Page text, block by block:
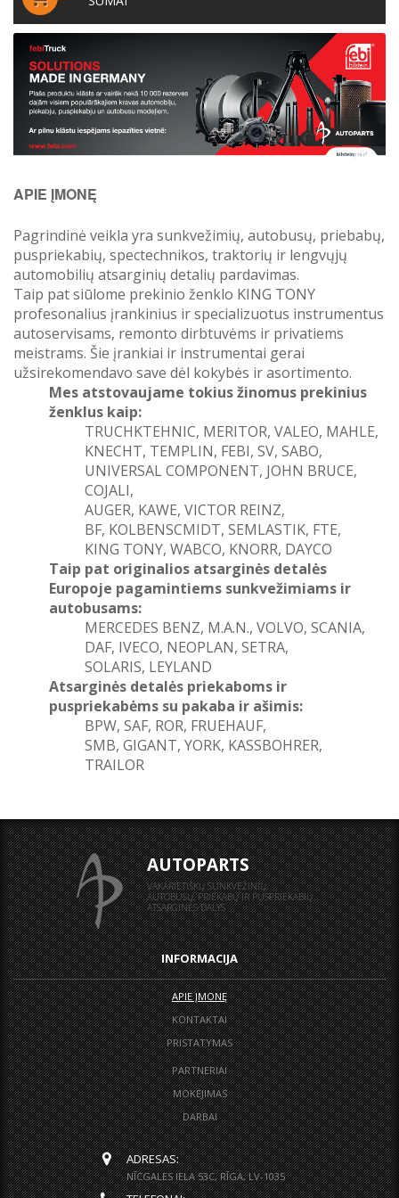
APIE ĮMONĘ
Pagrindinė veikla yra sunkvežimių, autobusų, priebabų,
puspriekabių, spectechnikos, traktorių ir lengvųjų
automobilių atsarginių detalių pardavimas.
Taip pat siūlome prekinio ženklo KING TONY
profesonalius įrankinius ir specializuotus instrumentus
autoservisams, remonto dirbtuvėms ir privatiems
meistrams. Šie įrankiai ir instrumentai gerai
užsirekomendavo save dėl kokybės ir asortimento.
Mes atstovaujame tokius žinomus prekinius
ženklus kaip:
TRUCHKTEHNIC, MERITOR, VALEO, MAHLE,
KNECHT, TEMPLIN, FEBI, SV, SABO,
UNIVERSAL COMPONENT, JOHN BRUCE,
COJALI,
AUGER, KAWE, VICTOR REINZ,
BF, KOLBENSCMIDT, SEMLASTIK, FTE,
KING TONY, WABCO, KNORR, DAYCO
Taip pat originalios atsarginės detalės
Europoje pagamintiems sunkvežimiams ir
autobusams:
MERCEDES BENZ, M.A.N., VOLVO, SCANIA,
DAF, IVECO, NEOPLAN, SETRA,
SOLARIS, LEYLAND
Atsarginės detalės priekaboms ir
puspriekabėms su pakaba ir ašimis:
BPW, SAF, ROR, FRUEHAUF,
SMB, GIGANT, YORK, KASSBOHRER,
TRAILOR
AUTOPARTS
VAKARIETIŠKŲ SUNKVEŽINIŲ,
AUTOBUSŲ, PRIEKABŲ IR PUSPRIEKABIŲ
ATSARGINĖS DALYS
INFORMACIJA
APIE ĮMONĘ
KONTAKTAI
PRISTATYMAS
PARTNERIAI
MOKĖJIMAS
DARBAI
ADRESAS:
NĪCGALES IELA 53C, RĪGA, LV-1035